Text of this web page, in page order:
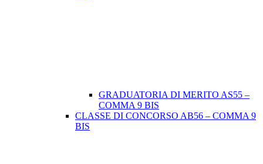
GRADUATORIA DI MERITO AS55 –
COMMA 9 BIS
CLASSE DI CONCORSO AB56 – COMMA 9
BIS